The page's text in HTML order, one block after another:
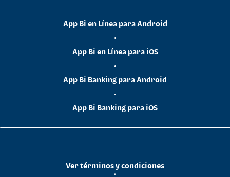
App Bi en Línea para Android
•
App Bi en Línea para iOS
•
App Bi Banking para Android
•
App Bi Banking para iOS
•
Ver términos y condiciones